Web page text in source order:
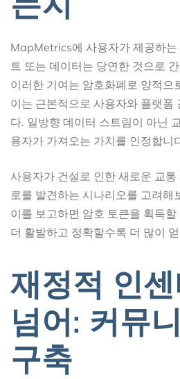
MapMetrics에 사용자가 제공하는
트 또는 데이터는 당연한 것으로
이러한 기여는 암호화폐로 양적으
이는 근본적으로 사용자와 플랫폼
다. 일방향 데이터 스트림이 아닌
용자가 가져오는 가치를 인정합니
사용자가 건설로 인한 새로운 교
로를 발견하는 시나리오를 고려
이를 보고하면 암호 토큰을 획득
더 활발하고 정확할수록 더 많이
재정적 인
넘어: 커뮤
구축